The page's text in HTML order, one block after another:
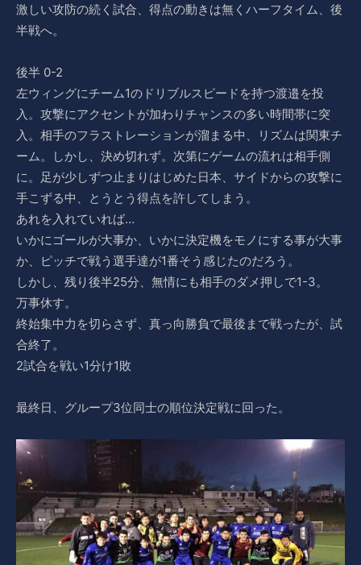
激しい攻防の続く試合、得点の動きは無くハーフタイム、後
半戦へ。
後半 0-2
左ウィングにチーム1のドリブルスピードを持つ渡邉を投
入。攻撃にアクセントが加わりチャンスの多い時間帯に突
入。相手のフラストレーションが溜まる中、リズムは関東チ
ーム。しかし、決め切れず。次第にゲームの流れは相手側
に。足が少しずつ止まりはじめた日本、サイドからの攻撃に
手こずる中、とうとう得点を許してしまう。
あれを入れていれば…
いかにゴールが大事か、いかに決定機をモノにする事が大事
か、ピッチで戦う選手達が1番そう感じたのだろう。
しかし、残り後半25分、無情にも相手のダメ押しで1-3。
万事休す。
終始集中力を切らさず、真っ向勝負で最後まで戦ったが、試
合終了。
2試合を戦い1分け1敗
最終日、グループ3位同士の順位決定戦に回った。